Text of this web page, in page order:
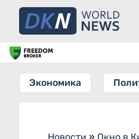
Экономика